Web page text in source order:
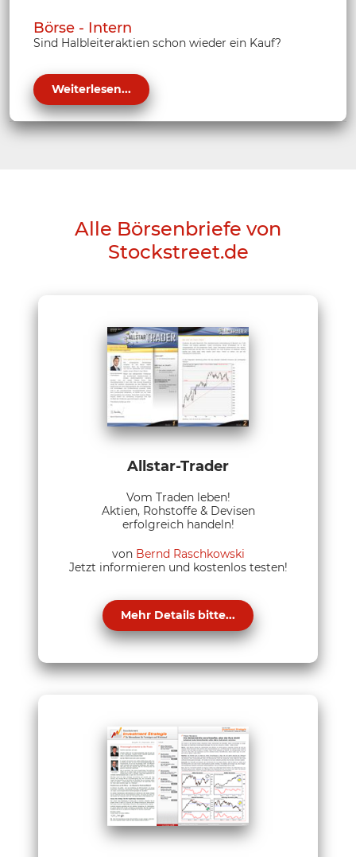
Börse - Intern
Sind Halbleiteraktien schon wieder ein Kauf?
Weiterlesen...
Alle Börsenbriefe von
Stockstreet.de
Allstar-Trader
Vom Traden leben!
Aktien, Rohstoffe & Devisen
erfolgreich handeln!
von Bernd Raschkowski
Jetzt informieren und kostenlos testen!
Mehr Details bitte...